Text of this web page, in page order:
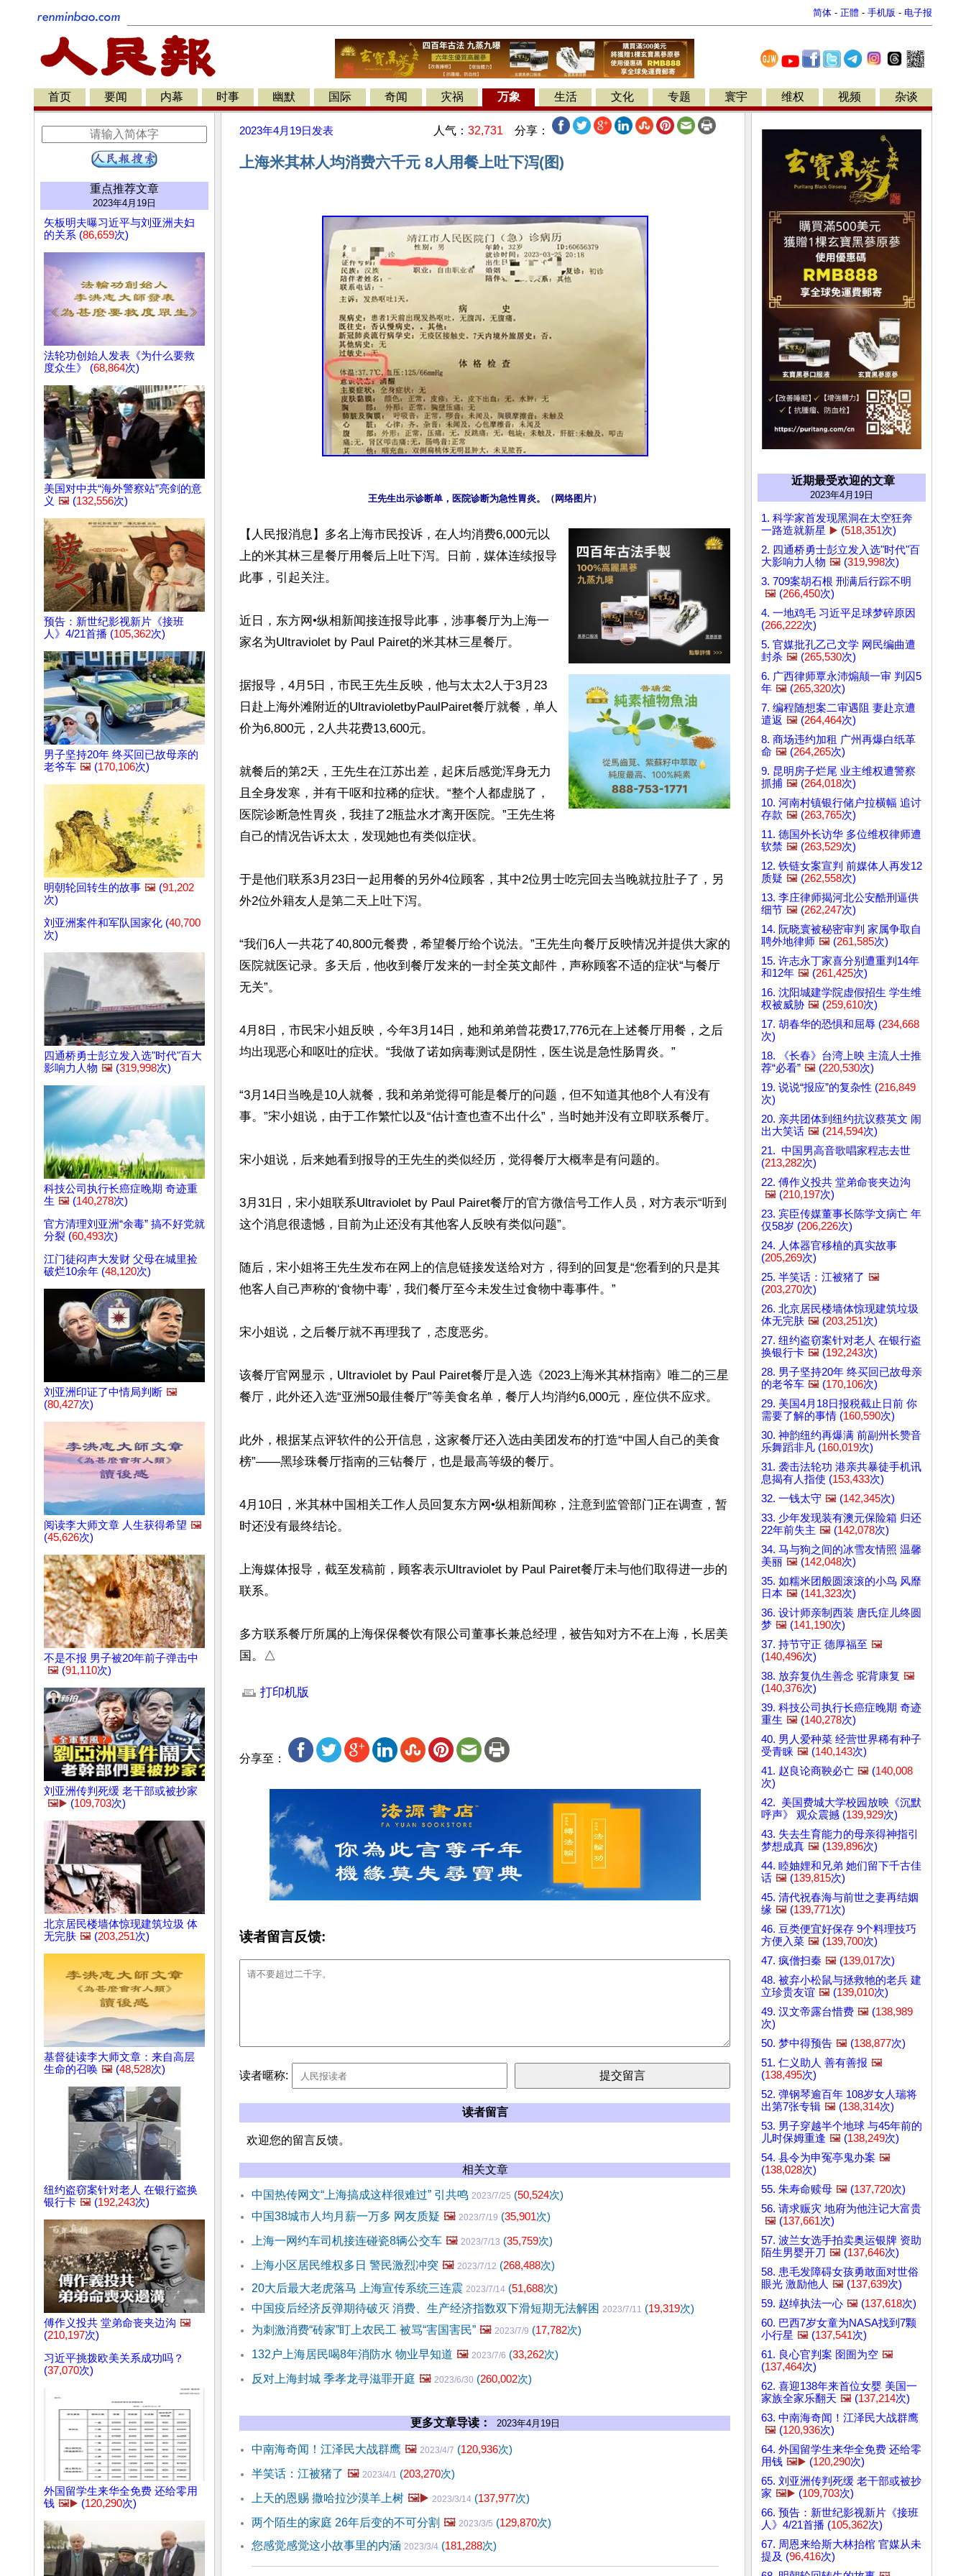
简体 - 正體 - 手机版 - 电子报
首页 要闻 内幕 时事 幽默 国际 奇闻 灾祸 万象 生活 文化 专题 寰宇 维权 视频 杂谈
重点推荐文章
2023年4月19日
矢板明夫曝习近平与刘亚洲夫妇
的关系 (86,659次)
法轮功创始人发表《为什么要救
度众生》 (68,864次)
美国对中共“海外警察站”亮剑的意
义 🖼️ (132,556次)
预告：新世纪影视新片《接班
人》4/21首播 (105,362次)
男子坚持20年 终买回已故母亲的
老爷车 🖼️ (170,106次)
明朝轮回转生的故事 🖼️ (91,202
次)
刘亚洲案件和军队国家化 (40,700
次)
四通桥勇士彭立发入选"时代"百大
影响力人物 🖼️ (319,998次)
科技公司执行长癌症晚期 奇迹重
生 🖼️ (140,278次)
官方清理刘亚洲“余毒” 搞不好党就
分裂 (60,493次)
江门徒闷声大发财 父母在城里捡
破烂10余年 (48,120次)
刘亚洲印证了中情局判断 🖼️
(80,427次)
阅读李大师文章 人生获得希望 🖼️
(45,626次)
不是不报 男子被20年前子弹击中
🖼️ (91,110次)
刘亚洲传判死缓 老干部或被抄家
🖼️▶️ (109,703次)
北京居民楼墙体惊现建筑垃圾 体
无完肤 🖼️ (203,251次)
基督徒读李大师文章：来自高层
生命的召唤 🖼️ (48,528次)
纽约盗窃案针对老人 在银行盗换
银行卡 🖼️ (192,243次)
傅作义投共 堂弟命丧夹边沟 🖼️
(210,197次)
习近平挑拨欧美关系成功吗？
(37,070次)
外国留学生来华全免费 还给零用
钱 🖼️▶️ (120,290次)
2023年4月19日 发表 人气： 32,731 分享：
上海米其林人均消费六千元 8人用餐上吐下泻(图)
【人民报消息】多名上海市民投诉，在人均消费6,000元以
上的米其林三星餐厅用餐后上吐下泻。日前，媒体连续报导
此事，引起关注。
近日，东方网•纵相新闻接连报导此事，涉事餐厅为上海一
家名为Ultraviolet by Paul Pairet的米其林三星餐厅。
据报导，4月5日，市民王先生反映，他与太太2人于3月23
日赴上海外滩附近的UltravioletbyPaulPairet餐厅就餐，单人
价为6,800元，2人共花费13,600元。
就餐后的第2天，王先生在江苏出差，起床后感觉浑身无力
且全身发寒，并有干呕和拉稀的症状。“整个人都虚脱了，
医院诊断急性胃炎，我挂了2瓶盐水才离开医院。”王先生将
自己的情况告诉太太，发现她也有类似症状。
于是他们联系3月23日一起用餐的另外4位顾客，其中2位男士吃完回去当晚就拉肚子了，另
外2位外籍友人是第二天上吐下泻。
“我们6人一共花了40,800元餐费，希望餐厅给个说法。”王先生向餐厅反映情况并提供大家的
医院就医记录。多天后，他收到餐厅发来的一封全英文邮件，声称顾客不适的症状“与餐厅
无关”。
4月8日，市民宋小姐反映，今年3月14日，她和弟弟曾花费17,776元在上述餐厅用餐，之后
均出现恶心和呕吐的症状。“我做了诺如病毒测试是阴性，医生说是急性肠胃炎。”
“3月14日当晚是10人就餐，我和弟弟觉得可能是餐厅的问题，但不知道其他8个人有没有
事。”宋小姐说，由于工作繁忙以及“估计查也查不出什么”，当时她并没有立即联系餐厅。
宋小姐说，后来她看到报导的王先生的类似经历，觉得餐厅大概率是有问题的。
3月31日，宋小姐联系Ultraviolet by Paul Pairet餐厅的官方微信号工作人员，对方表示“听到
这个消息很遗憾，目前为止还没有其他客人反映有类似问题”。
随后，宋小姐将王先生发布在网上的信息链接发送给对方，得到的回复是“您看到的只是其
他客人自己声称的‘食物中毒’，我们餐厅至今未发生过食物中毒事件。”
宋小姐说，之后餐厅就不再理我了，态度恶劣。
该餐厅官网显示，Ultraviolet by Paul Pairet餐厅是入选《2023上海米其林指南》唯二的三星
餐厅，此外还入选“亚洲50最佳餐厅”等美食名单，餐厅人均消约6,000元，座位供不应求。
此外，根据某点评软件的公开信息，这家餐厅还入选由美团发布的打造“中国人自己的美食
榜”——黑珍珠餐厅指南的三钻餐厅，也是最高等级的餐厅。
4月10日，米其林中国相关工作人员回复东方网•纵相新闻称，注意到监管部门正在调查，暂
时还没有最终结论。
上海媒体报导，截至发稿前，顾客表示Ultraviolet by Paul Pairet餐厅未与他们取得进一步的
联系。
多方联系餐厅所属的上海保保餐饮有限公司董事长兼总经理，被告知对方不在上海，长居美
国。△
打印机版
分享至：
读者留言反馈:
读者暱称:
读者留言
欢迎您的留言反馈。
相关文章
中国热传网文“上海搞成这样很难过” 引共鸣 2023/7/25 (50,524次)
中国38城市人均月薪一万多 网友质疑 🖼️ 2023/7/19 (35,901次)
上海一网约车司机接连碰瓷8辆公交车 🖼️ 2023/7/13 (35,759次)
上海小区居民维权多日 警民激烈冲突 🖼️ 2023/7/12 (268,488次)
20大后最大老虎落马 上海宣传系统三连震 2023/7/14 (51,688次)
中国疫后经济反弹期待破灭 消费、生产经济指数双下滑短期无法解困 2023/7/11 (19,319次)
为刺激消费“砖家”盯上农民工 被骂“害国害民” 🖼️ 2023/7/9 (17,782次)
132户上海居民喝8年消防水 物业早知道 🖼️ 2023/7/6 (33,262次)
反对上海封城 季孝龙寻滋罪开庭 🖼️ 2023/6/30 (260,002次)
更多文章导读： 2023年4月19日
中南海奇闻！江泽民大战群鹰 🖼️ 2023/4/7 (120,936次)
半笑话：江被猪了 🖼️ 2023/4/1 (203,270次)
上天的恩赐 撒哈拉沙漠羊上树 🖼️▶️ 2023/3/14 (137,977次)
两个陌生的家庭 26年后变的不可分割 🖼️ 2023/3/5 (129,870次)
您感觉感觉这小故事里的内涵 2023/3/4 (181,288次)
近期最受欢迎的文章
2023年4月19日
1. 科学家首发现黑洞在太空狂奔
一路造就新星 ▶️ (518,351次)
2. 四通桥勇士彭立发入选"时代"百
大影响力人物 🖼️ (319,998次)
3. 709案胡石根 刑满后行踪不明
🖼️ (266,450次)
4. 一地鸡毛 习近平足球梦碎原因
(266,222次)
5. 官媒批孔乙己文学 网民编曲遭
封杀 🖼️ (265,530次)
6. 广西律师覃永沛煽颠一审 判囚5
年 🖼️ (265,320次)
7. 编程随想案二审遇阻 妻赴京遭
遣返 🖼️ (264,464次)
8. 商场违约加租 广州再爆白纸革
命 🖼️ (264,265次)
9. 昆明房子烂尾 业主维权遭警察
抓捕 🖼️ (264,018次)
10. 河南村镇银行储户拉横幅 追讨
存款 🖼️ (263,765次)
11. 德国外长访华 多位维权律师遭
软禁 🖼️ (263,529次)
12. 铁链女案宣判 前媒体人再发12
质疑 🖼️ (262,558次)
13. 李庄律师揭河北公安酷刑逼供
细节 🖼️ (262,247次)
14. 阮晓寰被秘密审判 家属争取自
聘外地律师 🖼️ (261,585次)
15. 许志永丁家喜分别遭重判14年
和12年 🖼️ (261,425次)
16. 沈阳城建学院虚假招生 学生维
权被威胁 🖼️ (259,610次)
17. 胡春华的恐惧和屈辱 (234,668
次)
18. 《长春》台湾上映 主流人士推
荐“必看” 🖼️ (220,530次)
19. 说说“报应”的复杂性 (216,849
次)
20. 亲共团体到纽约抗议蔡英文 闹
出大笑话 🖼️ (214,594次)
21. 中国男高音歌唱家程志去世
(213,282次)
22. 傅作义投共 堂弟命丧夹边沟
🖼️ (210,197次)
23. 宾臣传媒董事长陈学文病亡 年
仅58岁 (206,226次)
24. 人体器官移植的真实故事
(205,269次)
25. 半笑话：江被猪了 🖼️
(203,270次)
26. 北京居民楼墙体惊现建筑垃圾
体无完肤 🖼️ (203,251次)
27. 纽约盗窃案针对老人 在银行盗
换银行卡 🖼️ (192,243次)
28. 男子坚持20年 终买回已故母亲
的老爷车 🖼️ (170,106次)
29. 美国4月18日报税截止日前 你
需要了解的事情 (160,590次)
30. 神韵纽约再爆满 前副州长赞音
乐舞蹈非凡 (160,019次)
31. 袭击法轮功 港亲共暴徒手机讯
息揭有人指使 (153,433次)
32. 一钱太守 🖼️ (142,345次)
33. 少年发现装有澳元保险箱 归还
22年前失主 🖼️ (142,078次)
34. 马与狗之间的冰雪友情照 温馨
美丽 🖼️ (142,048次)
35. 如糯米团般圆滚滚的小鸟 风靡
日本 🖼️ (141,323次)
36. 设计师亲制西装 唐氏症儿终圆
梦 🖼️ (141,190次)
37. 持节守正 德厚福至 🖼️
(140,496次)
38. 放弃复仇生善念 驼背康复 🖼️
(140,376次)
39. 科技公司执行长癌症晚期 奇迹
重生 🖼️ (140,278次)
40. 男人爱种菜 经营世界稀有种子
受青睐 🖼️ (140,143次)
41. 赵良论商鞅必亡 🖼️ (140,008
次)
42. 美国费城大学校园放映《沉默
呼声》 观众震撼 (139,929次)
43. 失去生育能力的母亲得神指引
梦想成真 🖼️ (139,896次)
44. 睦妯娌和兄弟 她们留下千古佳
话 🖼️ (139,815次)
45. 清代祝春海与前世之妻再结姻
缘 🖼️ (139,771次)
46. 豆类便宜好保存 9个料理技巧
方便入菜 🖼️ (139,700次)
47. 疯僧扫秦 🖼️ (139,017次)
48. 被弃小松鼠与拯救牠的老兵 建
立珍贵友谊 🖼️ (139,010次)
49. 汉文帝露台惜费 🖼️ (138,989
次)
50. 梦中得预告 🖼️ (138,877次)
51. 仁义助人 善有善报 🖼️
(138,495次)
52. 弹钢琴逾百年 108岁女人瑞将
出第7张专辑 🖼️ (138,314次)
53. 男子穿越半个地球 与45年前的
儿时保姆重逢 🖼️ (138,249次)
54. 县令为申冤亭鬼办案 🖼️
(138,028次)
55. 朱寿命赎母 🖼️ (137,720次)
56. 请求赈灾 地府为他注记大富贵
🖼️ (137,661次)
57. 波兰女选手拍卖奥运银牌 资助
陌生男婴开刀 🖼️ (137,646次)
58. 患毛发障碍女孩勇敢面对世俗
眼光 激励他人 🖼️ (137,639次)
59. 赵绰执法一心 🖼️ (137,618次)
60. 巴西7岁女童为NASA找到7颗
小行星 🖼️ (137,541次)
61. 良心官判案 囹圄为空 🖼️
(137,464次)
62. 喜迎138年来首位女婴 美国一
家族全家乐翻天 🖼️ (137,214次)
63. 中南海奇闻！江泽民大战群鹰
🖼️ (120,936次)
64. 外国留学生来华全免费 还给零
用钱 🖼️▶️ (120,290次)
65. 刘亚洲传判死缓 老干部或被抄
家 🖼️▶️ (109,703次)
66. 预告：新世纪影视新片《接班
人》4/21首播 (105,362次)
67. 周恩来给斯大林抬棺 官媒从未
提及 (96,416次)